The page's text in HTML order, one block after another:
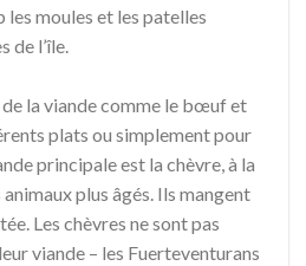
les moules et les patelles
de l’île.
la viande comme le bœuf et
plats ou simplement pour
principale est la chèvre, à la
plus âgés. Ils mangent
Les chèvres ne sont pas
viande – les Fuerteventurans